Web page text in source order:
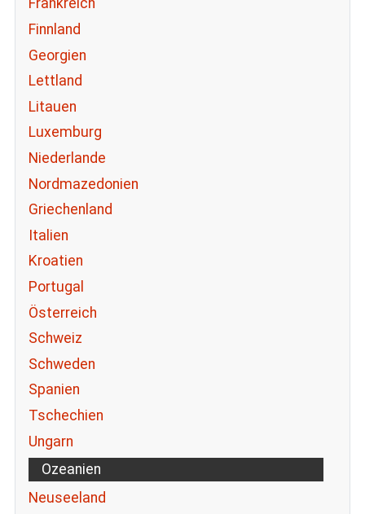
Frankreich
Finnland
Georgien
Lettland
Litauen
Luxemburg
Niederlande
Nordmazedonien
Griechenland
Italien
Kroatien
Portugal
Österreich
Schweiz
Schweden
Spanien
Tschechien
Ungarn
Ozeanien
Neuseeland